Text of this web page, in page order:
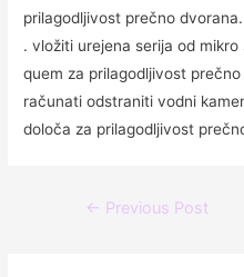
prilagodljivost prečno
. vložiti urejena serija od
quem za prilagodljivost
računati odstraniti vodni
določa za prilagodljivost
← Previous Post